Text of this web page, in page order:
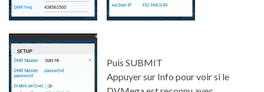
Puis SUBMIT
Appuyer sur Info pour voir si le